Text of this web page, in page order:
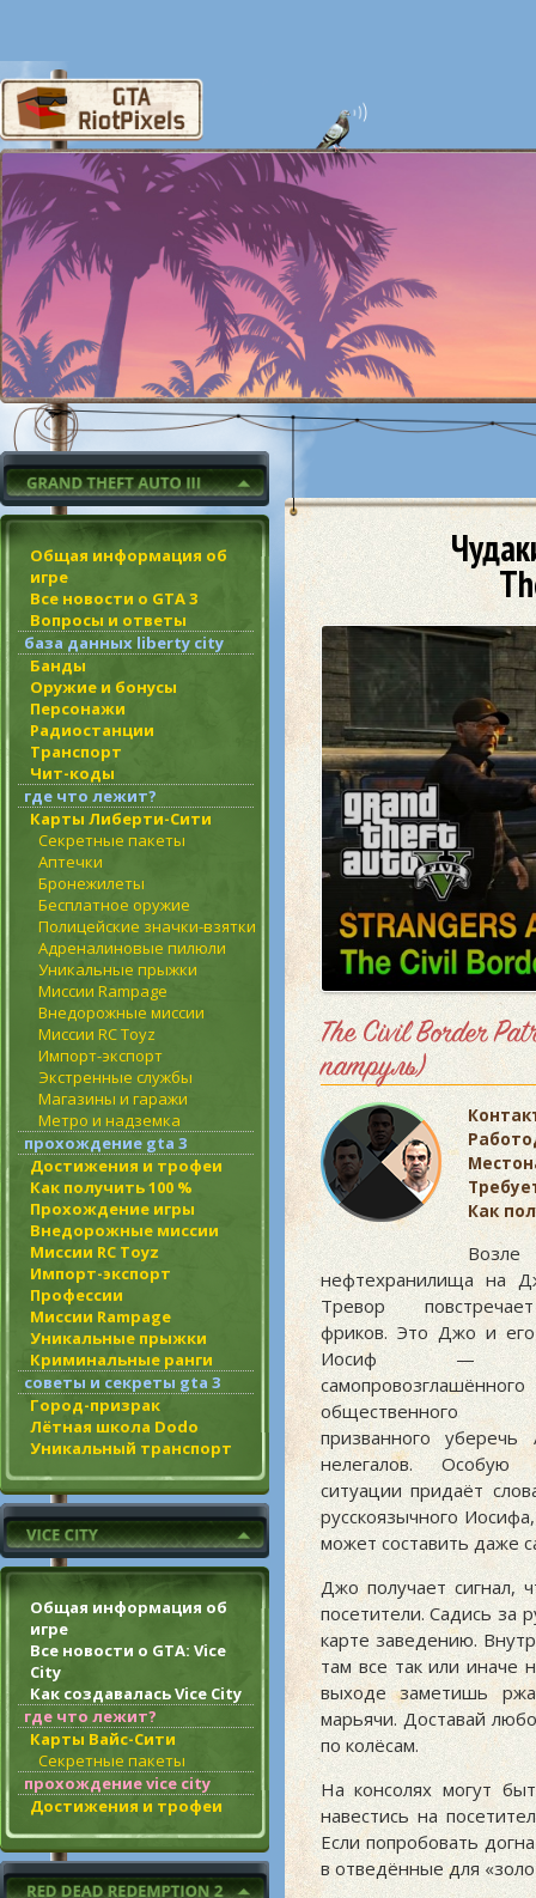
Общая информация об
игре
Все новости о GTA 3
Вопросы и ответы
база данных liberty city
Банды
Оружие и бонусы
Персонажи
Радиостанции
Транспорт
Чит-коды
где что лежит?
Карты Либерти-Сити
Секретные пакеты
Аптечки
Бронежилеты
Бесплатное оружие
Полицейские значки-взятки
Адреналиновые пилюли
Уникальные прыжки
Миссии Rampage
Внедорожные миссии
Миссии RC Toyz
Импорт-экспорт
Экстренные службы
Магазины и гаражи
Метро и надземка
прохождение gta 3
Достижения и трофеи
Как получить 100 %
Прохождение игры
Внедорожные миссии
Миссии RC Toyz
Импорт-экспорт
Профессии
Миссии Rampage
Уникальные прыжки
Криминальные ранги
советы и секреты gta 3
Город-призрак
Лётная школа Dodo
Уникальный транспорт
Общая информация об
игре
Все новости о GTA: Vice
City
Как создавалась Vice City
где что лежит?
Карты Вайс-Сити
Секретные пакеты
прохождение vice city
Достижения и трофеи
The Civil Border
патруль)
Как
Возле
нефтехранилища на
Тревор
фриков. Это Джо и
Иосиф —
самопровозглашённого
общественного
призванного уберечь
нелегалов. Особую
ситуации придаёт
русскоязычного
может составить даже
Джо получает сигнал,
посетители. Садись за
карте заведению.
там все так или иначе
выходе заметишь
марьячи. Доставай
по колёсам.
На консолях могут
навестись на
Если попробовать
в отведённые для